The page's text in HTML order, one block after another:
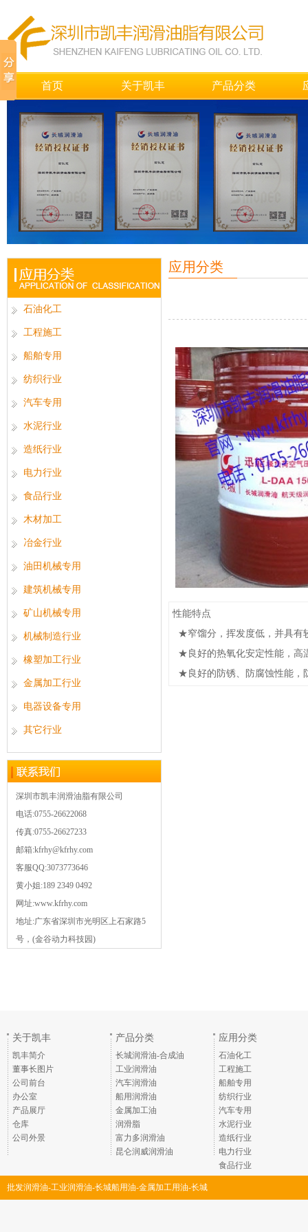
首页 关于凯丰 产品分类
石油化工
工程施工
船舶专用
纺织行业
汽车专用
水泥行业
造纸行业
电力行业
食品行业
木材加工
冶金行业
油田机械专用
建筑机械专用
矿山机械专用
机械制造行业
橡塑加工行业
金属加工行业
电器设备专用
其它行业
深圳市凯丰润滑油脂有限公司
电话:0755-26622068
传真:0755-26627233
邮箱:kfrhy@kfrhy.com
客服QQ:3073773646
黄小姐:189 2349 0492
网址:www.kfrhy.com
地址:广东省深圳市光明区上石家路5
号，(金谷动力科技园)
应用分类
性能特点
★窄馏分，挥发度低，并具有
★良好的热氧化安定性能，高
★良好的防锈、防腐蚀性能，
关于凯丰
凯丰简介
董事长图片
公司前台
办公室
产品展厅
仓库
公司外景
产品分类
长城润滑油-合成油
工业润滑油
汽车润滑油
船用润滑油
金属加工油
润滑脂
富力多润滑油
昆仑润威润滑油
应用分类
石油化工
工程施工
船舶专用
纺织行业
汽车专用
水泥行业
造纸行业
电力行业
食品行业
批发润滑油-工业润滑油-长城船用油-金属加工用油-长城